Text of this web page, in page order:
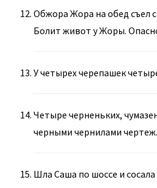
Обжора Жора на обед съел
Болит живот у Жоры.
У четырех черепашек
Четыре черненьких,
черными чернилами чертеж.
Шла Саша по шоссе и сосала